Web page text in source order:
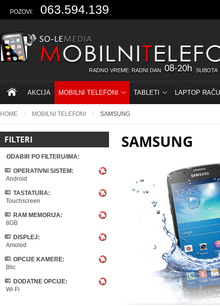
POZOVI: 063.594.139
RADNO VREME: RADNI DAN 08-20h SUBOTA
AKCIJA MOBILNI TELEFONI TABLETI LAPTOP
HOME MOBILNI TELEFONI SAMSUNG
FILTERI
ODABIR PO FILTERU/IMA:
OPERATIVNI SISTEM:
Android
TASTATURA:
Touchscreen
RAM MEMORIJA:
8GB
DISPLEJ:
Amoled
OPCIJE KAMERE:
Blic
DODATNE OPCIJE:
Wi-Fi
SAMSUNG